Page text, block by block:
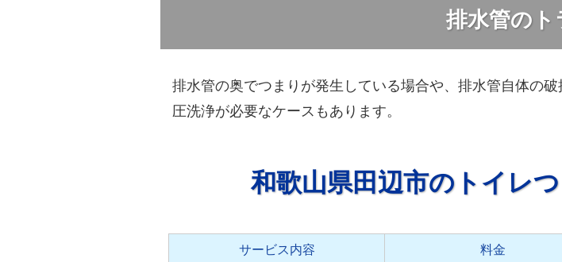
排水管のト
排水管の奥でつまりが発生している場合や、排水管自体の
圧洗浄が必要なケースもあります。
和歌山県田辺市のトイレ
サービス内容 料金